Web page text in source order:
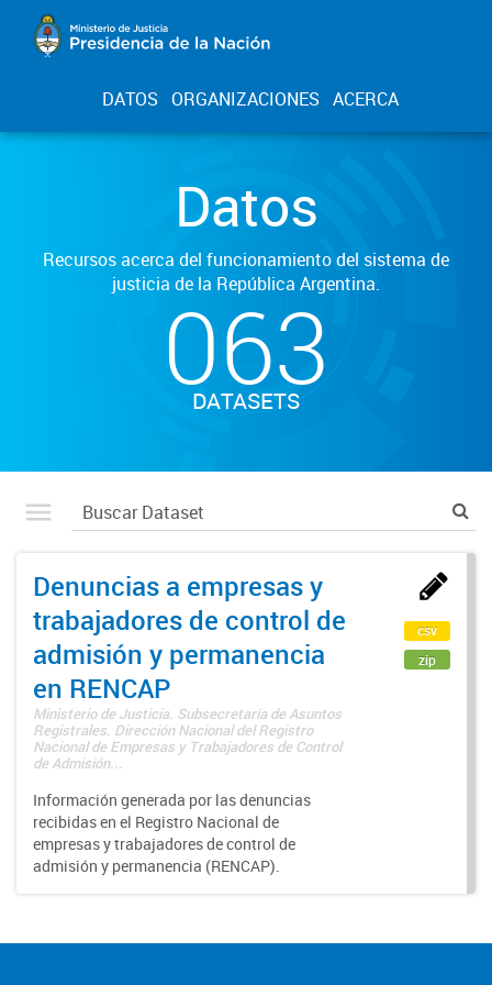
DATOS ORGANIZACIONES ACERCA
Datos
Recursos acerca del funcionamiento del sistema de
justicia de la República Argentina.
063
DATASETS
Denuncias a empresas y
trabajadores de control de
admisión y permanencia
en RENCAP
Ministerio de Justicia. Subsecretaría de Asuntos
Registrales. Dirección Nacional del Registro
Nacional de Empresas y Trabajadores de Control
de Admisión...
Información generada por las denuncias
recibidas en el Registro Nacional de
empresas y trabajadores de control de
admisión y permanencia (RENCAP).
csv
zip